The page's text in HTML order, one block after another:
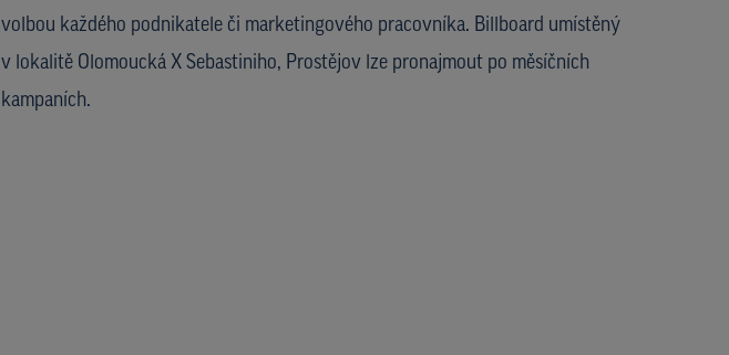
volbou každého podnikatele či marketingového pracovníka. Billboard umístěný
v lokalitě Olomoucká X Sebastiniho, Prostějov lze pronajmout po měsíčních
kampaních.